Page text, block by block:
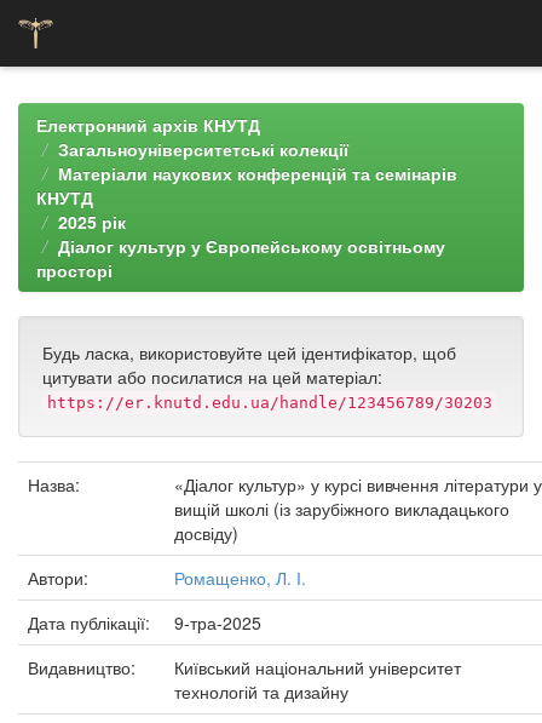
navigationЕлектронний архів КНУТД
Загальноуніверситетські колекції
Матеріали наукових конференцій та семінарів
КНУТД
2025 рік
Діалог культур у Європейському освітньому
просторі
Будь ласка, використовуйте цей ідентифікатор, щоб
цитувати або посилатися на цей матеріал:
https://er.knutd.edu.ua/handle/123456789/30203
Назва:
«Діалог культур» у курсі вивчення літератури у
вищій школі (із зарубіжного викладацького
досвіду)
Автори:
Ромащенко, Л. І.
Дата публікації:
9-тра-2025
Видавництво:
Київський національний університет
технологій та дизайну